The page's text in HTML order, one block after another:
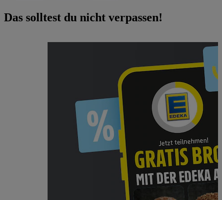
Das solltest du nicht verpassen!